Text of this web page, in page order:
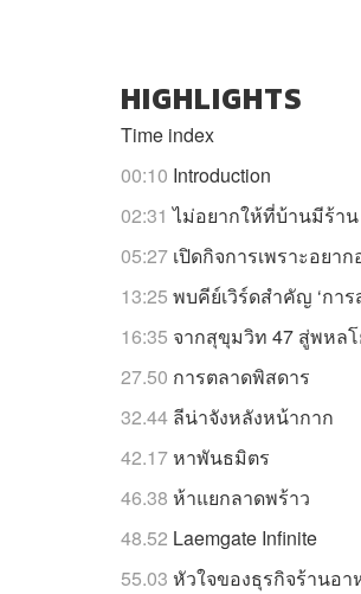
HIGHLIGHTS
Time index
00:10 Introduction
02:31 ไม่อยากให้ที่บ้านมีร้าน
05:27 เปิดกิจการเพราะอยา
13:25 พบคีย์เวิร์ดสำคัญ ‘กา
16:35 จากสุขุมวิท 47 สู่พหลโ
27.50 การตลาดพิสดาร
32.44 ลีน่าจังหลังหน้ากาก
42.17หาพันธมิตร
46.38 ห้าแยกลาดพร้าว
48.52 Laemgate Infinite
55.03 หัวใจของธุรกิจร้านอา